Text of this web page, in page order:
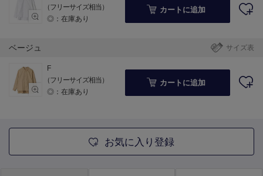
（フリーサイズ相当）
◎：在庫あり
カートに追加
サイズ表
ベージュ
F
（フリーサイズ相当）
◎：在庫あり
カートに追加
お気に入り登録